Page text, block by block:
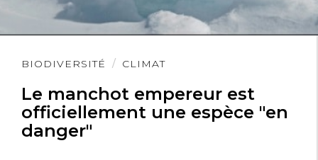
BIODIVERSITÉ CLIMAT
Le manchot empereur est
officiellement une espèce "en
danger"
Lire